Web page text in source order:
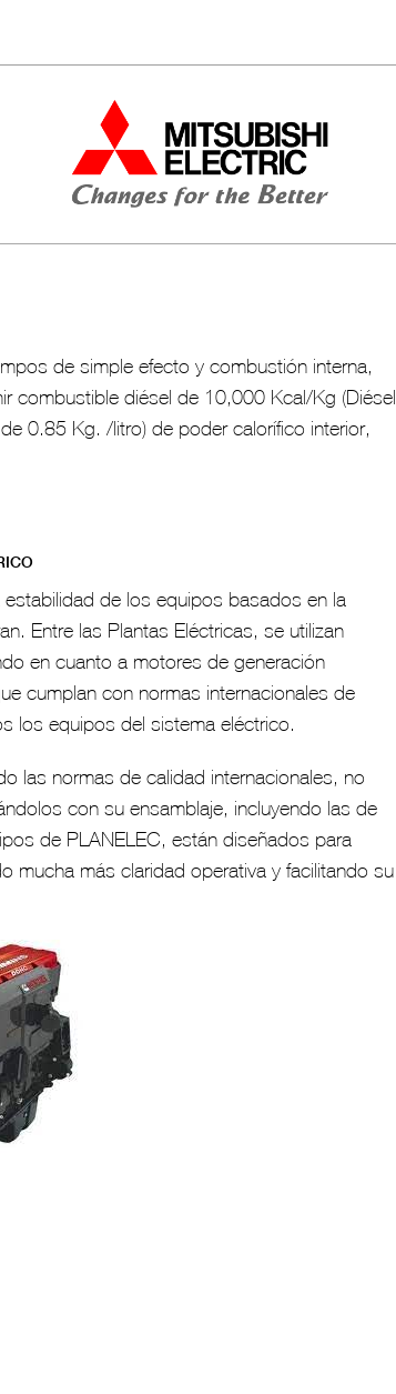
de simple efecto y combustión interna,
combustible diésel de 10,000 Kcal/Kg (Diésel
0.85 Kg. /litro) de poder calorífico interior,
de los equipos basados en la
Entre las Plantas Eléctricas, se utilizan
en cuanto a motores de generación
cumplan con normas internacionales de
los equipos del sistema eléctrico.
las normas de calidad internacionales, no
con su ensamblaje, incluyendo las de
de PLANELEC, están diseñados para
mucha más claridad operativa y facilitando su